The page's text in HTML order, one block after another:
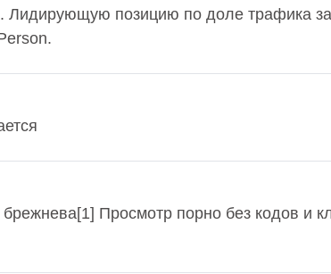
Лидирующую позицию по доле трафика
Просмотр порно без кодов и